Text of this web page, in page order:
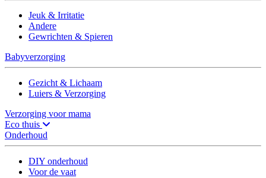
Jeuk & Irritatie
Andere
Gewrichten & Spieren
Babyverzorging
Gezicht & Lichaam
Luiers & Verzorging
Verzorging voor mama
Eco thuis
Onderhoud
DIY onderhoud
Voor de vaat